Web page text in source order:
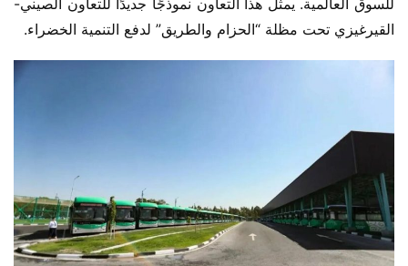
القيرغيزي تحت مظلة “الحزام والطريق” لدفع التنمية الخضراء.